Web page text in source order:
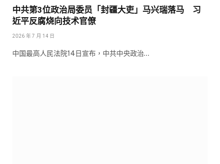
中共第3位政治局委员「封疆大吏」马兴瑞落马 习
近平反腐烧向技术官僚
2026 年 7 月 14 日
中国最高人民法院14日宣布，中共中央政治…